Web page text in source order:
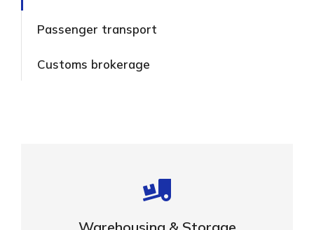
Passenger transport
Customs brokerage
Warehousing & Storage
Careful storage of your goods